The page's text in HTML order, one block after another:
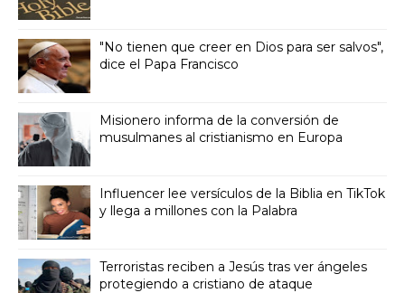
"No tienen que creer en Dios para ser salvos",
dice el Papa Francisco
Misionero informa de la conversión de
musulmanes al cristianismo en Europa
Influencer lee versículos de la Biblia en TikTok
y llega a millones con la Palabra
Terroristas reciben a Jesús tras ver ángeles
protegiendo a cristiano de ataque